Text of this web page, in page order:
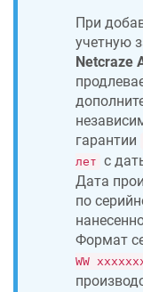
При
учетную
Netcraze
гарантии
лет с
Дата
по
Формат
WW